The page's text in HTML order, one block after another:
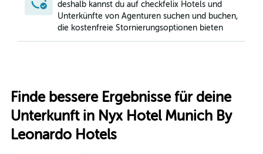
deshalb kannst du auf checkfelix Hotels und
Unterkünfte von Agenturen suchen und buchen,
die kostenfreie Stornierungsoptionen bieten
Finde bessere Ergebnisse für deine
Unterkunft in Nyx Hotel Munich By
Leonardo Hotels